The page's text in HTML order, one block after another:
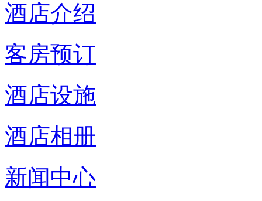
酒店介绍
客房预订
酒店设施
酒店相册
新闻中心